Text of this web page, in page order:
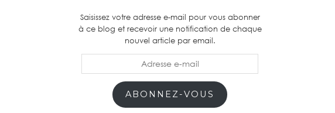
Saisissez votre adresse e-mail pour vous abonner
à ce blog et recevoir une notification de chaque
nouvel article par email.
ABONNEZ-VOUS